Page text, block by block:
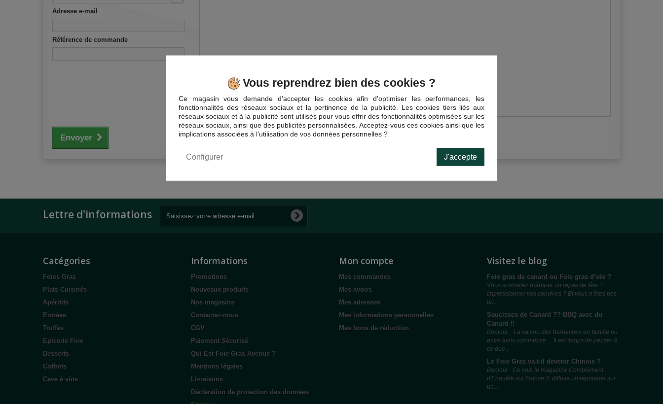
Adresse e-mail
Référence de commande
Envoyer
Lettre d'informations
Catégories
Foies Gras
Plats Cuisinés
Apéritifs
Entrées
Truffes
Epicerie Fine
Desserts
Coffrets
Cave à vins
Informations
Promotions
Nouveaux produits
Nos magasins
Contactez-nous
CGV
Paiement Sécurisé
Qui Est Foie Gras Avenue ?
Mentions légales
Livraisons
Déclaration de protection des données
Mon compte
Mes commandes
Mes avoirs
Mes adresses
Mes informations personnelles
Mes bons de réduction
Visitez le blog
Foie gras de canard ou Foie gras d’oie ?
Vous souhaitez préparer un repas de fête ?
Impressionner vos convives ? Et vous n’êtes pas
un...
Saucisses de Canard ?? BBQ avec du
Canard !!
Bonjour, La saison des Barbecues en famille ou
entre amis commence ... Il est temps de penser à
ce que...
Le Foie Gras va-t-il devenir Chinois ?
Bonjour Ce soir, le magazine Complément
d'Enquête sur France 2, diffuse un reportage sur
un...
Vous reprendrez bien des cookies ?
Ce magasin vous demande d'accepter les cookies afin d'optimiser les performances, les
fonctionnalités des réseaux sociaux et la pertinence de la publicité. Les cookies tiers liés aux
réseaux sociaux et à la publicité sont utilisés pour vous offrir des fonctionnalités optimisées sur les
réseaux sociaux, ainsi que des publicités personnalisées. Acceptez-vous ces cookies ainsi que les
implications associées à l'utilisation de vos données personnelles ?
J'accepte
Configurer